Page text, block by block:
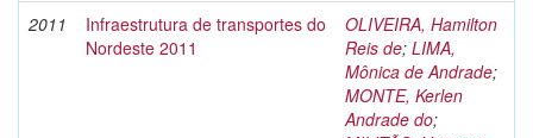
2011
Infraestrutura de transportes do
Nordeste 2011
OLIVEIRA, Hamilton
Reis de; LIMA,
Mônica de Andrade;
MONTE, Kerlen
Andrade do;